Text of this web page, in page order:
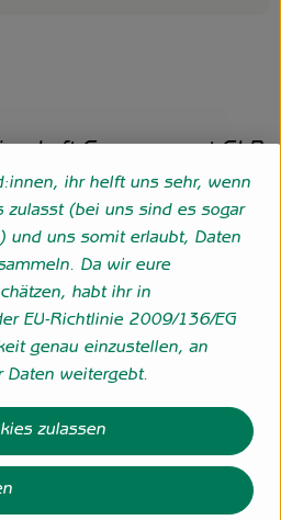
www.instagram.com/
zu https://wp.solawi-
ihr helft uns sehr, wenn
zulasst (bei uns sind es sogar
und uns somit erlaubt, Daten
Da wir eure
habt ihr in
EU-Richtlinie 2009/136/EG
genau einzustellen, an
Daten weitergebt.
zulassen